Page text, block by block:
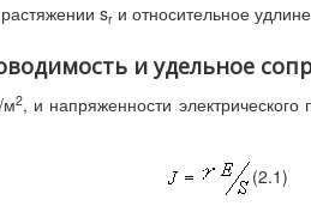
sr и относительное
и удельное
м2, и напряженности
(2.1)